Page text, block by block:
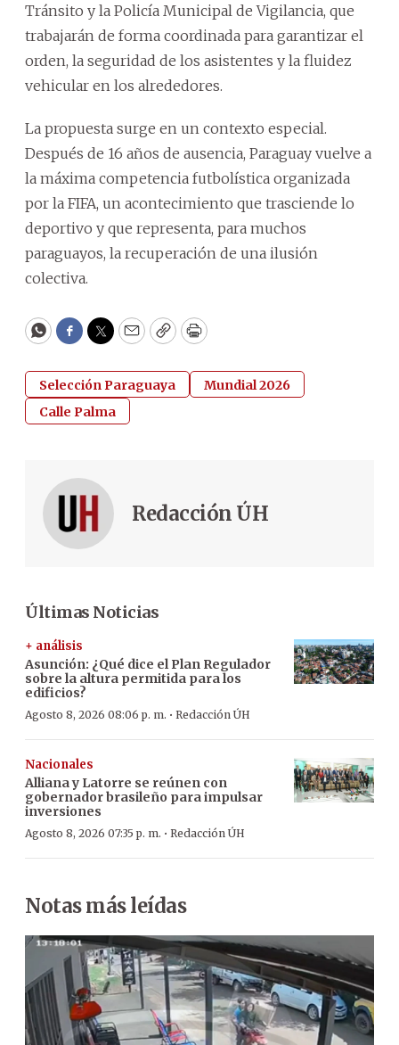
Tránsito y la Policía Municipal de Vigilancia, que
trabajarán de forma coordinada para garantizar el
orden, la seguridad de los asistentes y la fluidez
vehicular en los alrededores.
La propuesta surge en un contexto especial.
Después de 16 años de ausencia, Paraguay vuelve a
la máxima competencia futbolística organizada
por la FIFA, un acontecimiento que trasciende lo
deportivo y que representa, para muchos
paraguayos, la recuperación de una ilusión
colectiva.
WhatsApp
Facebook
Twitter
EmailCopyPrint
Selección Paraguaya
Mundial 2026
Calle Palma
Redacción ÚH
Últimas Noticias
+ análisis
Asunción: ¿Qué dice el Plan Regulador
sobre la altura permitida para los
edificios?
Agosto 8, 2026 08:06 p. m. · Redacción ÚH
Nacionales
Alliana y Latorre se reúnen con
gobernador brasileño para impulsar
inversiones
Agosto 8, 2026 07:35 p. m. · Redacción ÚH
Notas más leídas